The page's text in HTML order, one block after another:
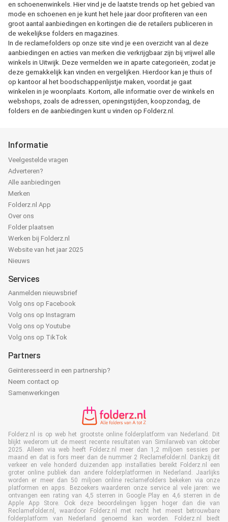
en schoenenwinkels. Hier vind je de laatste trends op het gebied van
mode en schoenen en je kunt het hele jaar door profiteren van een
groot aantal aanbiedingen en kortingen die de retailers publiceren in
de wekelijkse folders en magazines.
In de reclamefolders op onze site vind je een overzicht van al deze
aanbiedingen en acties van merken die verkrijgbaar zijn bij vrijwel alle
winkels in Uitwijk. Deze vermelden we in aparte categorieën, zodat je
deze gemakkelijk kan vinden en vergelijken. Hierdoor kan je thuis of
op kantoor al het boodschappenlijstje maken, voordat je gaat
winkelen in je woonplaats. Kortom, alle informatie over de winkels en
webshops, zoals de adressen, openingstijden, koopzondag, de
folders en de aanbiedingen kunt u vinden op Folderz.nl.
Informatie
Veelgestelde vragen
Adverteren?
Alle aanbiedingen
Merken
Folderz.nl App
Over ons
Folder plaatsen
Werken bij Folderz.nl
Website van het jaar 2025
Nieuws
Services
Aanmelden nieuwsbrief
Volg ons op Facebook
Volg ons op Instagram
Volg ons op Youtube
Volg ons op TikTok
Partners
Geïnteresseerd in een partnership?
Neem contact op
Samenwerkingen
Folderz.nl is op web het grootste online folderplatform van Nederland. Dit
blijkt wederom uit de meest recente resultaten van Similarweb van oktober
2025. Alleen via web heeft Folderz.nl meer dan 1,2 miljoen sessies per
maand en dat is fors meer dan de nummer 2 Reclamefolder.nl. Dankzij dit
verkeer en vele honderd duizenden app installaties bereikt Folderz.nl een
groter online publiek dan andere folderplatformen in Nederland. Jaarlijks
worden er meer dan 50 miljoen online reclamefolders bekeken via onze
platformen en apps. Bezoekers waarderen onze service al vele jaren: we
ontvangen een rating van 4,5 sterren in Google Play en 4,6 sterren in de
Apple App Store. Ook deze beoordelingen liggen hoger dan die van
Reclamefolder.nl, waardoor Folderz.nl met recht het meest betrouwbare
folderplatform van Nederland genoemd kan worden. Folderz.nl biedt